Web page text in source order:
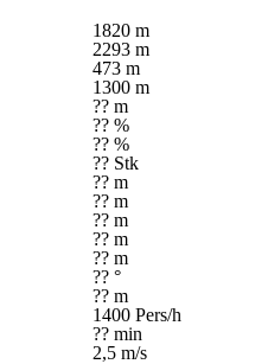
1820 m
2293 m
473 m
1300 m
?? m
?? %
?? %
?? Stk
?? m
?? m
?? m
?? m
?? m
?? °
?? m
1400 Pers/h
?? min
2,5 m/s